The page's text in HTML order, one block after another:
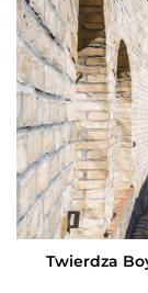
Twierdza